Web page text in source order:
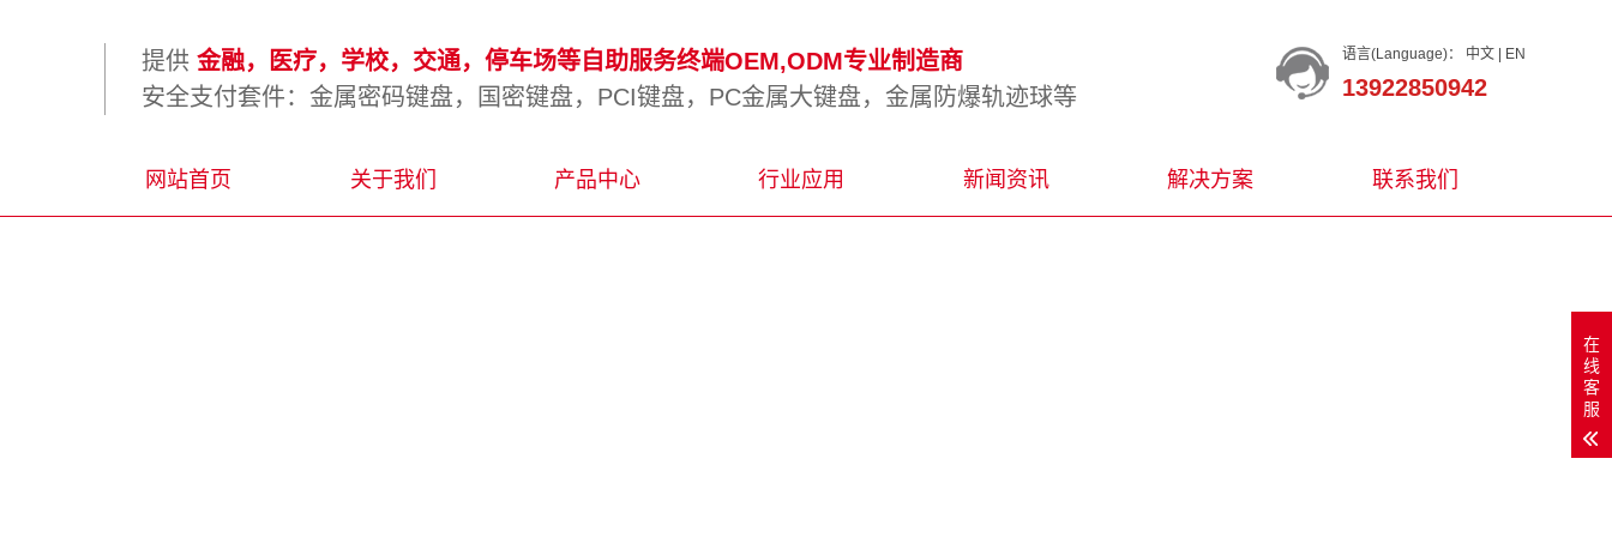
语言(Language)： 中文 EN
13922850942
提供 金融，医疗，学校，交通，停车场等自助服务终端OEM,ODM专业制造商
安全支付套件：金属密码键盘，国密键盘，PCI键盘，PC金属大键盘，金属防爆轨迹球等
网站首页 关于我们 产品中心 行业应用 新闻资讯 解决方案 联系我们
在
线
客
服